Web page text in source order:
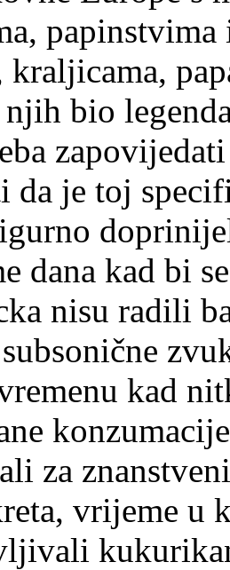
kraljicama,
bio
da je toj
dana kad bi
nisu radili
kad
za
vrijeme u